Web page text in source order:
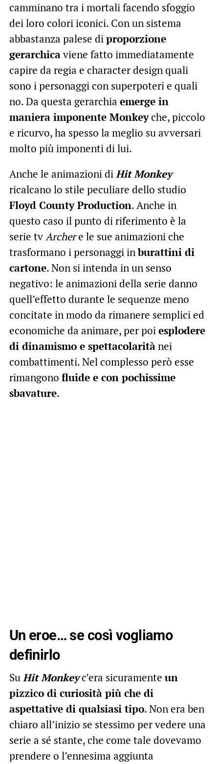
camminano tra i mortali facendo sfoggio
dei loro colori iconici. Con un sistema
abbastanza palese diproporzione
gerarchicaviene fatto immediatamente
capire da regia e character design quali
sono i personaggi con superpoteri e quali
no. Da questa gerarchia emerge in
maniera imponente Monkeyche, piccolo
e ricurvo, ha spesso la meglio su avversari
molto più imponenti di lui.
Anche le animazioni diHit Monkey
ricalcano lo stile peculiare dello studio
Floyd County Production. Anche in
questo caso il punto di riferimento è la
serie tvArchere le sue animazioni che
trasformano i personaggi inburattini di
cartone. Non si intenda in un senso
negativo: le animazioni della serie danno
quell’effetto durante le sequenze meno
concitate in modo da rimanere semplici ed
economiche da animare, per poiesplodere
di dinamismo e spettacolaritànei
combattimenti. Nel complesso però esse
rimangono fluide e con pochissime
sbavature.
Un eroe… se così vogliamo
definirlo
SuHit Monkeyc’era sicuramente un
pizzico di curiosità più che di
aspettative di qualsiasi tipo. Non era ben
chiaro all’inizio se stessimo per vedere una
serie a sé stante, che come tale dovevamo
prendere o l’ennesima aggiunta